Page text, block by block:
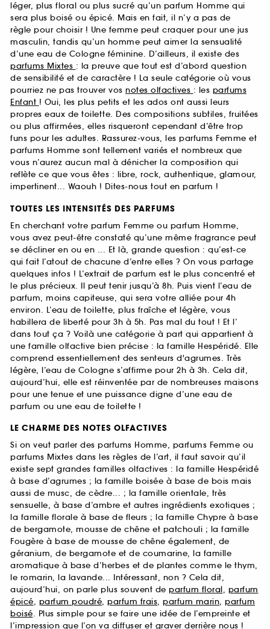
léger, plus floral ou plus sucré qu’un parfum Homme qui
sera plus boisé ou épicé. Mais en fait, il n’y a pas de
règle pour choisir ! Une femme peut craquer pour une jus
masculin, tandis qu’un homme peut aimer la sensualité
d’une eau de Cologne féminine. D’ailleurs, il existe des
parfums Mixtes : la preuve que tout est d’abord question
de sensibilité et de caractère ! La seule catégorie où vous
pourriez ne pas trouver vos notes olfactives : les parfums
Enfant ! Oui, les plus petits et les ados ont aussi leurs
propres eaux de toilette. Des compositions subtiles, fruitées
ou plus affirmées, elles risqueront cependant d’être trop
funs pour les adultes. Rassurez-vous, les parfums Femme et
parfums Homme sont tellement variés et nombreux que
vous n’aurez aucun mal à dénicher la composition qui
reflète ce que vous êtes : libre, rock, authentique, glamour,
impertinent... Waouh ! Dites-nous tout en parfum !
TOUTES LES INTENSITÉS DES PARFUMS
En cherchant votre parfum Femme ou parfum Homme,
vous avez peut-être constaté qu’une même fragrance peut
se décliner en ou en ... Et là, grande question : qu’est-ce
qui fait l’atout de chacune d’entre elles ? On vous partage
quelques infos ! L’extrait de parfum est le plus concentré et
le plus précieux. Il peut tenir jusqu’à 8h. Puis vient l’eau de
parfum, moins capiteuse, qui sera votre alliée pour 4h
environ. L’eau de toilette, plus fraîche et légère, vous
habillera de liberté pour 3h à 5h. Pas mal du tout ! Et l’
dans tout ça ? Voilà une catégorie à part qui appartient à
une famille olfactive bien précise : la famille Hespéridé. Elle
comprend essentiellement des senteurs d'agrumes. Très
légère, l’eau de Cologne s’affirme pour 2h à 3h. Cela dit,
aujourd’hui, elle est réinventée par de nombreuses maisons
pour une tenue et une puissance digne d’une eau de
parfum ou une eau de toilette !
LE CHARME DES NOTES OLFACTIVES
Si on veut parler des parfums Homme, parfums Femme ou
parfums Mixtes dans les règles de l’art, il faut savoir qu’il
existe sept grandes familles olfactives : la famille Hespéridé
à base d’agrumes ; la famille boisée à base de bois mais
aussi de musc, de cèdre... ; la famille orientale, très
sensuelle, à base d’ambre et autres ingrédients exotiques ;
la famille florale à base de fleurs ; la famille Chypre à base
de bergamote, mousse de chêne et patchouli ; la famille
Fougère à base de mousse de chêne également, de
géranium, de bergamote et de coumarine, la famille
aromatique à base d’herbes et de plantes comme le thym,
le romarin, la lavande... Intéressant, non ? Cela dit,
aujourd’hui, on parle plus souvent de parfum floral, parfum
épicé, parfum poudré, parfum frais, parfum marin, parfum
boisé. Plus simple pour se faire une idée de l’empreinte et
l’impression que l’on va diffuser et graver derrière nous !